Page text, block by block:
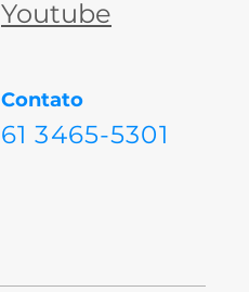
Youtube
Contato
61 3465-5301